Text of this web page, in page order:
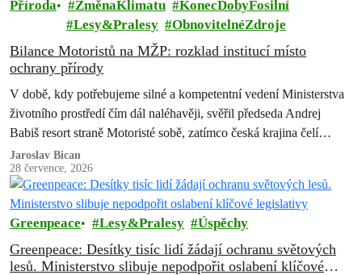
Příroda ZměnaKlimatu
KonecDobyFosilní
Lesy&Pralesy
ObnovitelnéZdroje
Bilance Motoristů na MŽP: rozklad institucí místo
ochrany přírody
V době, kdy potřebujeme silné a kompetentní vedení Ministerstva
životního prostředí čím dál naléhavěji, svěřil předseda Andrej
Babiš resort straně Motoristé sobě, zatímco česká krajina čelí
suchu, erozi půdy, úbytku…
Jaroslav Bican
28 července, 2026
Greenpeace Lesy&Pralesy Úspěchy
Greenpeace: Desítky tisíc lidí žádají ochranu světových
lesů. Ministerstvo slibuje nepodpořit oslabení klíčové